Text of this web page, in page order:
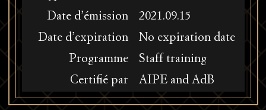
Date d’émission
2021.09.15
Date d’expiration
No expiration date
Programme
Staff training
Certifié par
AIPE and AdB